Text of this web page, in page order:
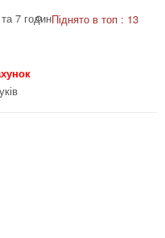
7 годинПіднято в топ : 13